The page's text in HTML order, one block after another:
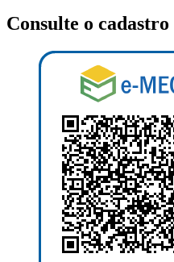
Consulte o